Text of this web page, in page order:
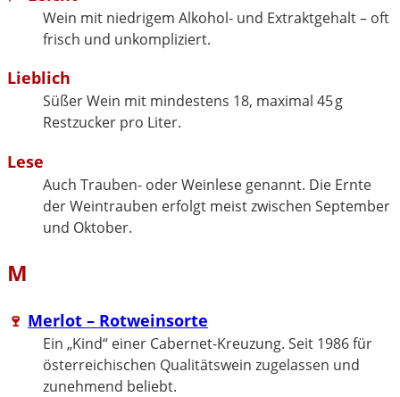
Wein mit niedrigem Alkohol- und Extraktgehalt – oft
frisch und unkompliziert.
Lieblich
Süßer Wein mit mindestens 18, maximal 45 g
Restzucker pro Liter.
Lese
Auch Trauben- oder Weinlese genannt. Die Ernte
der Weintrauben erfolgt meist zwischen September
und Oktober.
M
🍷 Merlot – Rotweinsorte
Ein „Kind“ einer Cabernet-Kreuzung. Seit 1986 für
österreichischen Qualitätswein zugelassen und
zunehmend beliebt.